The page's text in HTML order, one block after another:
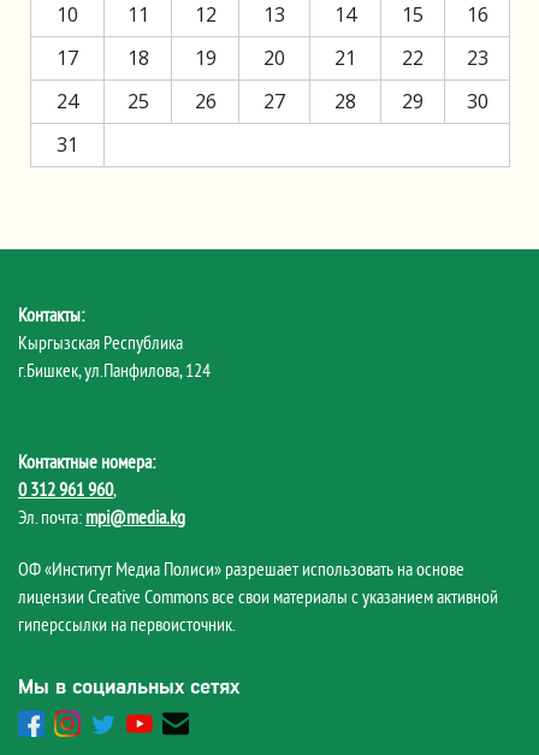
10
11 12 13 14 15
16
17
18 19 20 21 22
23
24
25 26 27 28 29
30
31
Контакты:
Кыргызская Республика
г.Бишкек, ул.Панфилова, 124
Контактные номера:
0 312 961 960,
Эл. почта: mpi@media.kg
ОФ «Институт Медиа Полиси» разрешает использовать на основе
лицензии Creative Commons все свои материалы с указанием активной
гиперссылки на первоисточник.
Мы в социальных сетях